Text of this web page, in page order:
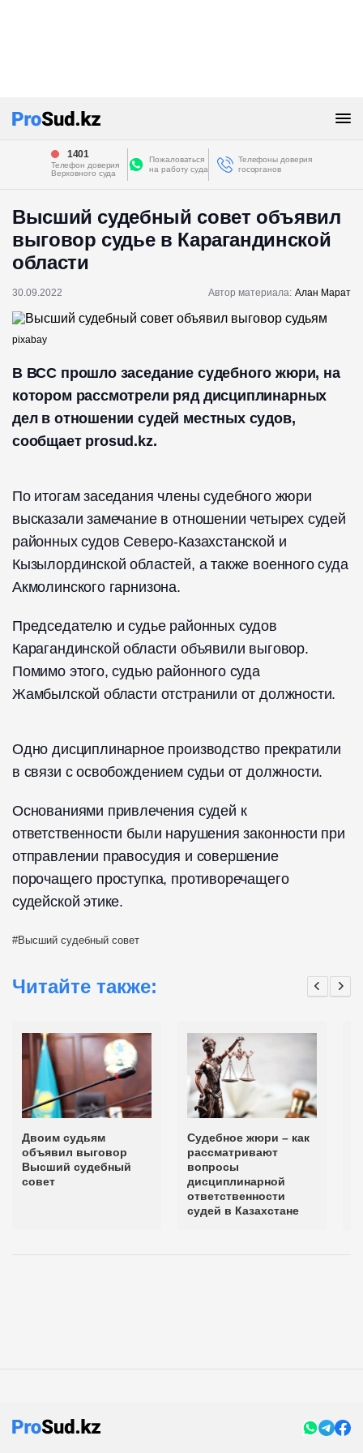
1401
Телефон доверия
Верховного суда
Пожаловаться
на работу суда
Телефоны доверия
госорганов
Высший судебный совет объявил
выговор судье в Карагандинской
области
30.09.2022 Автор материала: Алан Марат
pixabay
В ВСС прошло заседание судебного жюри, на
котором рассмотрели ряд дисциплинарных
дел в отношении судей местных судов,
сообщает prosud.kz.
По итогам заседания члены судебного жюри
высказали замечание в отношении четырех судей
районных судов Северо-Казахстанской и
Кызылординской областей, а также военного суда
Акмолинского гарнизона.
Председателю и судье районных судов
Карагандинской области объявили выговор.
Помимо этого, судью районного суда
Жамбылской области отстранили от должности.
Одно дисциплинарное производство прекратили
в связи с освобождением судьи от должности.
Основаниями привлечения судей к
ответственности были нарушения законности при
отправлении правосудия и совершение
порочащего проступка, противоречащего
судейской этике.
Высший судебный совет
Читайте также:
Двоим судьям
объявил выговор
Высший судебный
совет
Судебное жюри – как
рассматривают
вопросы
дисциплинарной
ответственности
судей в Казахстане